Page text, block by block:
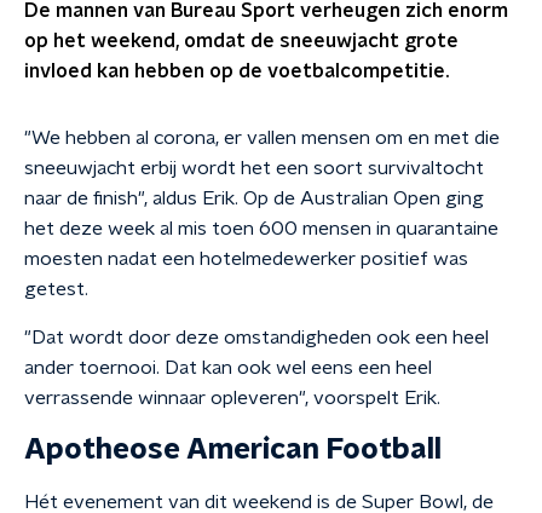
De mannen van Bureau Sport verheugen zich enorm
op het weekend, omdat de sneeuwjacht grote
invloed kan hebben op de voetbalcompetitie.
"We hebben al corona, er vallen mensen om en met die
sneeuwjacht erbij wordt het een soort survivaltocht
naar de finish", aldus Erik. Op de Australian Open ging
het deze week al mis toen 600 mensen in quarantaine
moesten nadat een hotelmedewerker positief was
getest.
"Dat wordt door deze omstandigheden ook een heel
ander toernooi. Dat kan ook wel eens een heel
verrassende winnaar opleveren", voorspelt Erik.
Apotheose American Football
Hét evenement van dit weekend is de Super Bowl, de